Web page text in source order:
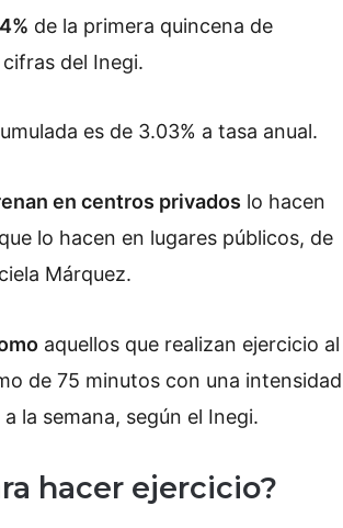
de la primera quincena de
del Inegi.
es de 3.03% a tasa anual.
en centros privados lo hacen
lo hacen en lugares públicos, de
Márquez.
aquellos que realizan ejercicio al
de 75 minutos con una intensidad
la semana, según el Inegi.
hacer ejercicio?